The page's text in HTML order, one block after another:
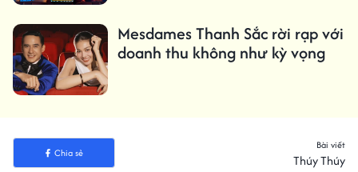
Mesdames Thanh Sắc rời rạp với
doanh thu không như kỳ vọng
Chia sẻ
Bài viết
Thúy Thúy